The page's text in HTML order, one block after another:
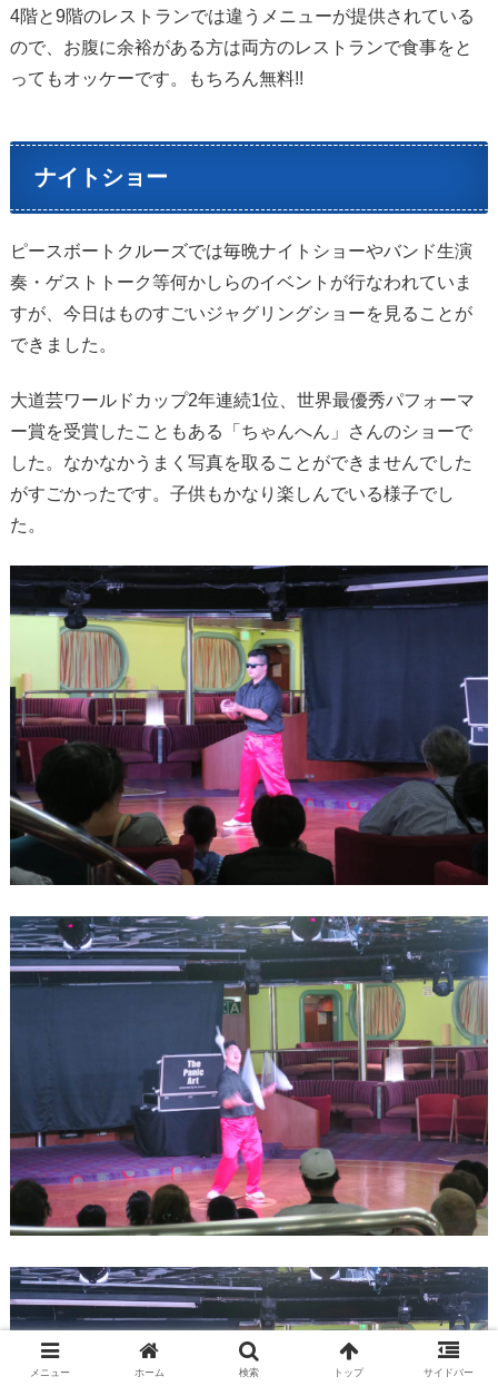
4階と9階のレストランでは違うメニューが提供されている
ので、お腹に余裕がある方は両方のレストランで食事をと
ってもオッケーです。もちろん無料!!
ナイトショー
ピースボートクルーズでは毎晩ナイトショーやバンド生演
奏・ゲストトーク等何かしらのイベントが行なわれていま
すが、今日はものすごいジャグリングショーを見ることが
できました。
大道芸ワールドカップ2年連続1位、世界最優秀パフォーマ
ー賞を受賞したこともある「ちゃんへん」さんのショーで
した。なかなかうまく写真を取ることができませんでした
がすごかったです。子供もかなり楽しんでいる様子でし
た。
メニュー ホーム 検索 トップ サイドバー